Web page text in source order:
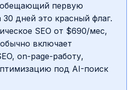
первую
30 дней это красный флаг.
SEO от $690/мес,
включает
on-page-работу,
под AI-поиск